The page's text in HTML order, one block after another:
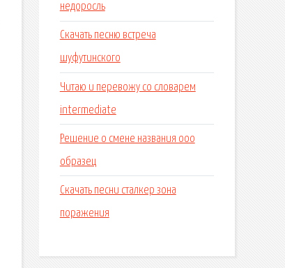
недоросль
Скачать песню встреча
шуфутинского
Читаю и перевожу со словарем
intermediate
Решение о смене названия ооо
образец
Скачать песни сталкер зона
поражения